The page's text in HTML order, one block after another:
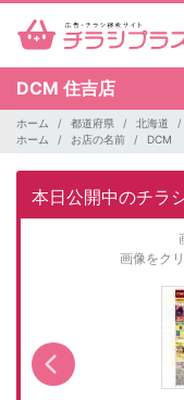
DCM 住吉店
ホーム 都道府県 北海道
ホーム
お店の名前 DCM
本日公開中のチラ
画像をク